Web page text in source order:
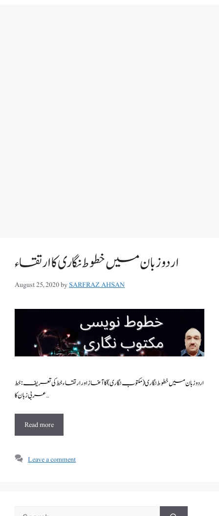
اردو زبان میں خطوط نگاری کا ارتقاء
August 25, 2020bySARFRAZ AHSAN
اردو زبان میں خطوط نگاری (مکتوب نگاری) کا آغاز اور ارتقاء خط کی تعریف: خط
عر بی زبان کا …
Read more
Leave a comment
Search